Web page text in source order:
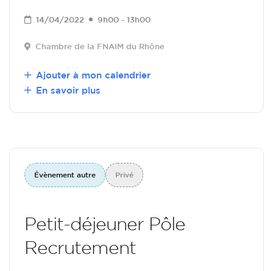
14/04/2022 9h00 - 13h00
Chambre de la FNAIM du Rhône
Ajouter à mon calendrier
En savoir plus
Évènement autre Privé
Petit-déjeuner Pôle
Recrutement